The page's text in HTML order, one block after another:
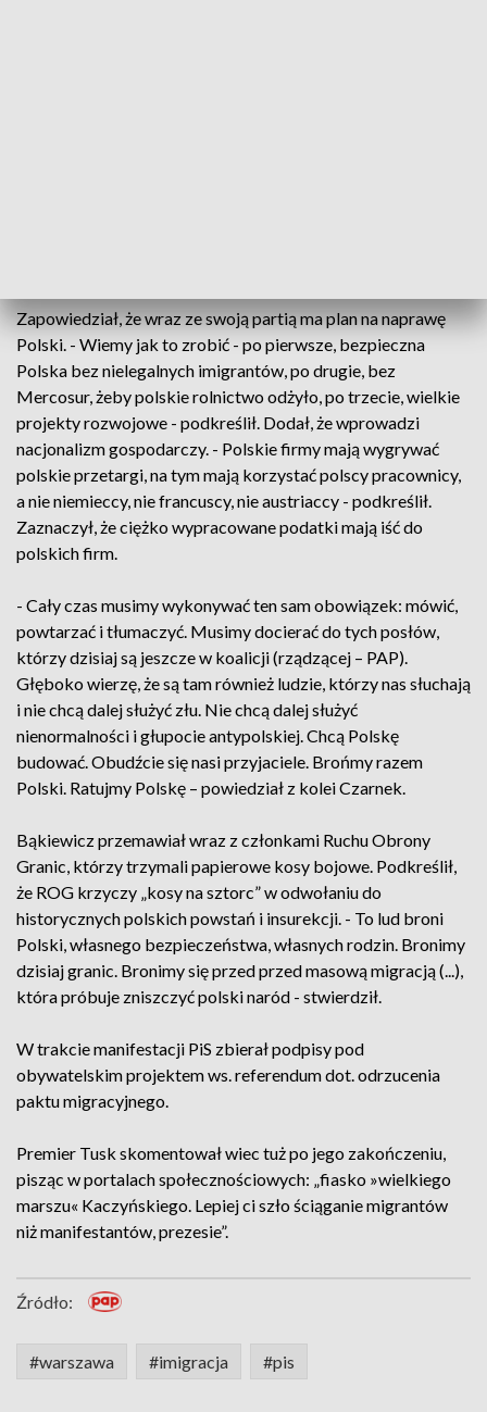
Zapowiedział, że wraz ze swoją partią ma plan na naprawę
Polski. - Wiemy jak to zrobić - po pierwsze, bezpieczna
Polska bez nielegalnych imigrantów, po drugie, bez
Mercosur, żeby polskie rolnictwo odżyło, po trzecie, wielkie
projekty rozwojowe - podkreślił. Dodał, że wprowadzi
nacjonalizm gospodarczy. - Polskie firmy mają wygrywać
polskie przetargi, na tym mają korzystać polscy pracownicy,
a nie niemieccy, nie francuscy, nie austriaccy - podkreślił.
Zaznaczył, że ciężko wypracowane podatki mają iść do
polskich firm.
- Cały czas musimy wykonywać ten sam obowiązek: mówić,
powtarzać i tłumaczyć. Musimy docierać do tych posłów,
którzy dzisiaj są jeszcze w koalicji (rządzącej – PAP).
Głęboko wierzę, że są tam również ludzie, którzy nas słuchają
i nie chcą dalej służyć złu. Nie chcą dalej służyć
nienormalności i głupocie antypolskiej. Chcą Polskę
budować. Obudźcie się nasi przyjaciele. Brońmy razem
Polski. Ratujmy Polskę – powiedział z kolei Czarnek.
Bąkiewicz przemawiał wraz z członkami Ruchu Obrony
Granic, którzy trzymali papierowe kosy bojowe. Podkreślił,
że ROG krzyczy „kosy na sztorc” w odwołaniu do
historycznych polskich powstań i insurekcji. - To lud broni
Polski, własnego bezpieczeństwa, własnych rodzin. Bronimy
dzisiaj granic. Bronimy się przed przed masową migracją (...),
która próbuje zniszczyć polski naród - stwierdził.
W trakcie manifestacji PiS zbierał podpisy pod
obywatelskim projektem ws. referendum dot. odrzucenia
paktu migracyjnego.
Premier Tusk skomentował wiec tuż po jego zakończeniu,
pisząc w portalach społecznościowych: „fiasko »wielkiego
marszu« Kaczyńskiego. Lepiej ci szło ściąganie migrantów
niż manifestantów, prezesie”.
Źródło:
#warszawa #imigracja #pis